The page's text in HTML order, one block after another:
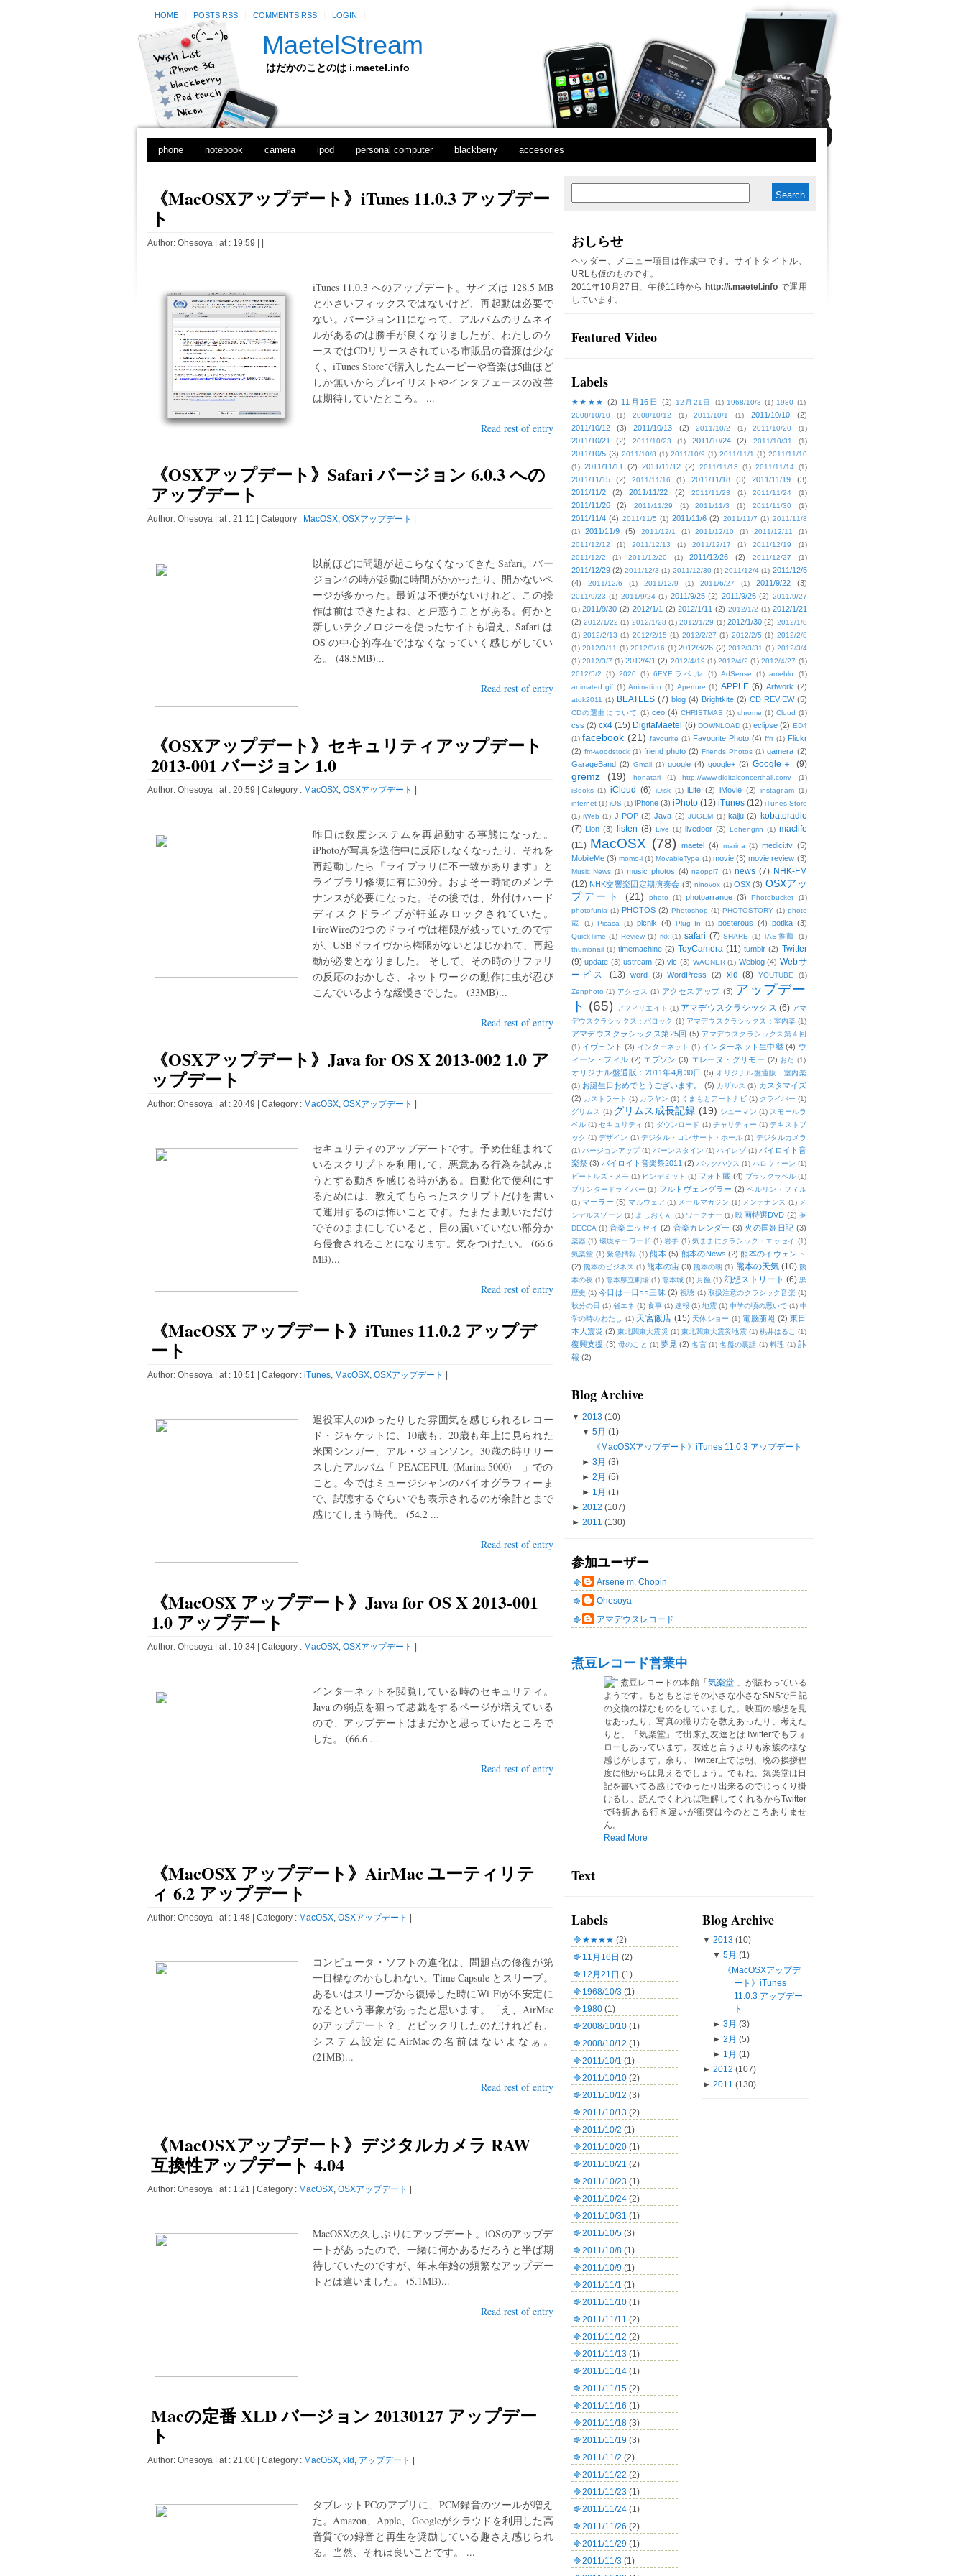
HOME POSTS RSS COMMENTS RSS LOGIN
MaetelStream
はだかのことのは i.maetel.info
phone notebook camera ipod personal computer blackberry accesories
《MacOSXアップデート》iTunes 11.0.3 アップデー
ト
Author: Ohesoya| at : 19:59 |
iTunes 11.0.3 へのアップデート。サイズは 128.5 MB
と小さいフィックスではないけど、再起動は必要で
ない。バージョン11になって、アルバムのサムネイ
ルがあるのは勝手が良くなりましたが、わたしのケ
ースではCDリリースされている市販品の音源は少な
く、iTunes Storeで購入したムービーや音楽は5曲ほど
しか無いからプレイリストやインタフェースの改善
は期待していたところ。 ...
Read rest of entry
《OSXアップデート》Safari バージョン 6.0.3 への
アップデート
Author: Ohesoya | at : 21:11 | Category : MacOSX, OSXアップデート |
以前ほどに問題が起こらなくなってきた Safari。バー
ジョン4の時が起動に時間がかかったり、開かないペ
ージが多かった。最近は不便がないけれど、この操
作は前はできたよね、と戸惑うことがある。何かと
新しいテクノロジーを使ったサイトも増え、Safari は
OS の中心的存在ではなくなっていく感じがしてい
る。 (48.5MB)...
Read rest of entry
《OSXアップデート》セキュリティアップデート
2013-001 バージョン 1.0
Author: Ohesoya| at : 20:59 | Category : MacOSX, OSXアップデート
昨日は数度システムを再起動する事態になった。
iPhotoが写真を送信中に反応しなくなったり、それを
再起動したら『ライブラリに不一致があります』と
ライブラリ修復に有に30分。およそ一時間のメンテ
ナンスが必要になった。その後では、外付けハード
ディスクドライブが軒並みロックされていた。
FireWireの2つのドライヴは権限が残っていたのです
が、USBドライヴから権限がないとはじかれて、再起
動が必要となりました。 そして、その時のサファリ
の反応のおかしさ、ネットワークの動作に虫が忍び
こんでいるような緩慢さでした。 (33MB)...
Read rest of entry
《OSXアップデート》Java for OS X 2013-002 1.0 ア
ップデート
Author: Ohesoya | at : 20:49 | Category : MacOSX, OSXアップデート |
セキュリティのアップデートです。予め仕組まれて
いるスクリプトを利用して、悪意ある行為を試みよ
うとする動きを感じる時がある。自動化で便利にす
るためには、教えてもらったスクリプトだけを書い
て運用するのは怖いことです。たまたま動いただけ
でそのままにしていると、目の届いていない部分か
ら侵食されることになります。気をつけたい。 (66.6
MB)...
Read rest of entry
《MacOSX アップデート》iTunes 11.0.2 アップデ
ート
Author: Ohesoya| at : 10:51 | Category : iTunes, MacOSX, OSXアップデート
退役軍人のゆったりした雰囲気を感じられるレコー
ド・ジャケットに、10歳も、20歳も年上に見られた
米国シンガー、アル・ジョンソン。30歳の時リリー
スしたアルバム「 PEACEFUL (Marina 5000) 」での
こと。今ではミュージシャンのバイオグラフィーま
で、試聴するぐらいでも表示されるのが余計とまで
感じてしまう時代。 (54.2 ...
Read rest of entry
《MacOSX アップデート》Java for OS X 2013-001
1.0 アップデート
Author: Ohesoya | at : 10:34 | Category : MacOSX, OSXアップデート |
インターネットを閲覧している時のセキュリティ。
Java の弱点を狙って悪戯をするページが増えている
ので、アップデートはまだかと思っていたところで
した。 (66.6 ...
Read rest of entry
《MacOSX アップデート》AirMac ユーティリテ
ィ 6.2 アップデート
Author: Ohesoya| at : 1:48 | Category : MacOSX, OSXアップデート
コンピュータ・ソフトの進化は、問題点の修復が第
一目標なのかもしれない。Time Capsule とスリープ。
あるいはスリープから復帰した時にWi-Fiが不安定に
なるという事象があったと思います。「え、AirMac
のアップデート？」とビックリしたのだけれども、
システム設定にAirMacの名前はないよなぁ。
(21MB)...
Read rest of entry
《MacOSXアップデート》デジタルカメラ RAW
互換性アップデート 4.04
Author: Ohesoya | at : 1:21 | Category : MacOSX, OSXアップデート |
MacOSXの久しぶりにアップデート。iOSのアップデ
ートがあったので、一緒に何かあるだろうと半ば期
待していたのですが、年末年始の頻繁なアップデー
トとは違いました。 (5.1MB)...
Read rest of entry
Macの定番 XLD バージョン 20130127 アップデー
ト
Author: Ohesoya| at : 21:00 | Category : MacOSX, xld , アップデート
タブレットPCのアプリに、PCM録音のツールが増え
た。Amazon、Apple、Googleがクラウドを利用した高
音質での録音と再生を奨励している趣さえ感じられ
る。当然、それは良いことです。 ...
投
おしらせ
ヘッダー、メニュー項目は作成中です。サイトタイトル、
URLも仮のものです。
2011年10月27日、午後11時から http://i.maetel.info で運用
しています。
Featured Video
Labels
★★★★ (2) 11月16日 (2) 12月21日 (1) 1968/10/3 (1) 1980 (1)
2008/10/10
(1) 2008/10/12 (1) 2011/10/1 (1) 2011/10/10
(2)
2011/10/12
(3) 2011/10/13 (2) 2011/10/2 (1) 2011/10/20 (1)
2011/10/21 (2) 2011/10/23 (1) 2011/10/24 (2) 2011/10/31 (1)
2011/10/5 (3) 2011/10/8 (1) 2011/10/9 (1) 2011/11/1 (1) 2011/11/10
(1) 2011/11/11 (2) 2011/11/12 (2) 2011/11/13 (1) 2011/11/14 (1)
2011/11/15 (2) 2011/11/16 (1) 2011/11/18 (3) 2011/11/19
(3)
2011/11/2
(2) 2011/11/22 (2) 2011/11/23 (1) 2011/11/24 (1)
2011/11/26 (2) 2011/11/29 (1) 2011/11/3 (1) 2011/11/30 (1)
2011/11/4 (4) 2011/11/5 (1) 2011/11/6 (2) 2011/11/7 (1) 2011/11/8
(1)
2011/11/9 (5) 2011/12/1 (1) 2011/12/10 (1) 2011/12/11
(1)
2011/12/12
(1) 2011/12/13 (1) 2011/12/17 (1) 2011/12/19
(1)
2011/12/2
(1) 2011/12/20 (1) 2011/12/26 (2) 2011/12/27 (1)
2011/12/29 (2) 2011/12/3 (1) 2011/12/30 (1) 2011/12/4 (1) 2011/12/5
(4)
2011/12/6 (1) 2011/12/9 (1) 2011/6/27 (1) 2011/9/22 (3)
2011/9/23 (1) 2011/9/24 (1) 2011/9/25 (2) 2011/9/26 (2) 2011/9/27
(1) 2011/9/30 (2) 2012/1/1 (2) 2012/1/11 (2) 2012/1/2 (1) 2012/1/21
(2) 2012/1/22 (1) 2012/1/28 (1) 2012/1/29 (1) 2012/1/30 (2) 2012/1/8
(1) 2012/2/13 (1) 2012/2/15 (1) 2012/2/27 (1) 2012/2/5 (1) 2012/2/8
(1) 2012/3/11 (1) 2012/3/16 (1) 2012/3/26 (2) 2012/3/31 (1) 2012/3/4
(1) 2012/3/7 (1) 2012/4/1 (2) 2012/4/19 (1) 2012/4/2 (1) 2012/4/27 (1)
2012/5/2
(1) 2020 (1) 6EYEラベル (1) AdSense (1) ameblo
(1)
animated gif (1) Animation (1) Aperture (1) APPLE (6) Artwork (2)
atok2011 (1) BEATLES (7) blog (4) Brightkite (2) CD REVIEW (5)
CDの選曲について (1) ceo (4) CHRISTMAS (1) chrome (1) Cloud (1)
css (2) cx4 (15) DigitaMaetel (6) DOWNLOAD (1) eclipse (2) ED4
(1) facebook (21) favourite (1) Favourite Photo (4) ffrr (1) Flickr
(2) fm-woodstock (1) friend photo (2) Friends Photos (1) gamera (2)
GarageBand (2) Gmail (1) google (4) google+ (2) Google＋ (9)
gremz (19) honatari (1) http://www.digitalconcerthall.com/
(1)
iBooks (1) iCloud (6) iDisk (1) iLife (2) iMovie (2) instagr.am (1)
internet (1) iOS (1) iPhone (3) iPhoto (12) iTunes (12) iTunes Store
(1) iWeb (1) J-POP (2) Java (2) JUGEM (1) kaiju (2)
kobatoradio
(7) Lion (3) listen (8) Live (1) livedoor (3) Lohengrin (1) maclife
(11) MacOSX (78) maetel (4) marina (1) medici.tv (5)
MobileMe (3) momo-i (1) MovableType (1) movie (3) movie review (3)
Music News (1) music photos (4) naoppi7 (1) news (7) NHK-FM
(12) NHK交響楽団定期演奏会 (3) ninovox (1) OSX (3) OSXアッ
プデート
(21) photo (1) photoarrange (3) Photobucket
(1)
photofunia (1) PHOTOS (2) Photoshop (1) PHOTOSTORY (1) photo
蔵
(1) Picasa (1) picnik (4) Plug In (1) posterous (4) potika (3)
QuickTime (1) Review (1) rkk (1) safari (7) SHARE (1) TAS推薦
(1)
thumbnail (1) timemachine (2) ToyCamera (11) tumblr (2) Twitter
(9) update (3) ustream (2) vlc (3) WAGNER (1) Weblog (4) Webサ
ービス
(13) word (3) WordPress (2) xld (8) YOUTUBE (1)
Zenphoto (1) アクセス (1) アクセスアップ (3) アップデー
ト (65) アフィリエイト (1) アマデウスクラシックス (6) アマ
デウスクラシックス：バロック (1) アマデウスクラシックス：室内楽 (1)
アマデウスクラシックス第25回 (5) アマデウスクラシックス第４回
(1) イヴェント (3) インターネット (1) インターネット生中継 (4) ウ
ィーン・フィル (2) エプソン (3) エレーヌ・グリモー (2) おた (1)
オリジナル盤通販：2011年4月30日 (5) オリジナル盤通販：室内楽
(1) お誕生日おめでとうございます。 (5) カザルス (1) カスタマイズ
(2) カストラート (1) カラヤン (1) くまもとアートナビ (1) クライバー (1)
グリムス (1) グリムス成長記録 (19) シューマン (1) スモールラ
ベル (1) セキュリティ (1) ダウンロード (1) チャリティー (1) テキストブ
ック (1) デザイン (1) デジタル・コンサート・ホール (1) デジタルカメラ
(1) バージョンアップ (1) バーンスタイン (1) ハイレゾ (1) バイロイト音
楽祭 (3) バイロイト音楽祭2011 (2) バックハウス (1) ハロウィーン (1)
ビートルズ・メモ (1) ヒンデミット (1) フォト蔵 (4) ブラックラベル (1)
プリンタードライバー (1) フルトヴェングラー (2) ベルリン・フィル
(1) マーラー (5) マルウェア (1) メールマガジン (1) メンテナンス (1) メ
ンデルスゾーン (1) よしおくん (1) ワーグナー (1) 映画特選DVD (2) 英
DECCA (1) 音楽エッセイ (2) 音楽カレンダー (3) 火の国姫日記 (3)
楽器 (1) 環境キーワード (1) 岩手 (1) 気ままにクラシック・エッセイ (1)
気楽堂 (1) 緊急情報 (1) 熊本 (5) 熊本のNews (2) 熊本のイヴェント
(2) 熊本のビジネス (1) 熊本の宙 (3) 熊本の朝 (1) 熊本の天気 (10) 熊
本の夜 (1) 熊本県立劇場 (1) 熊本城 (1) 月蝕 (1) 幻想ストリート (6) 黒
歴史 (1) 今日は一日○○三昧 (2) 視聴 (1) 取扱注意のクラシック音楽 (1)
秋分の日 (1) 省エネ (1) 食事 (1) 速報 (1) 地震 (1) 中学の頃の思いで (1) 中
学の時のわたし
(1) 天宮飯店 (15) 天体ショー (1) 電脳萠照 (2) 東日
本大震災 (2) 東北関東大震災 (1) 東北関東大震災地震 (1) 桃井はるこ (1)
復興支援 (3) 母のこと (1) 夢見 (2) 名言 (1) 名盤の裏話 (1) 料理 (1) 訃
報 (2)
Blog Archive
▼ 2013 (10)
▼ 5月 (1)
《MacOSXアップデート》iTunes 11.0.3 アップデート
► 3月 (3)
► 2月 (5)
► 1月 (1)
► 2012 (107)
► 2011 (130)
参加ユーザー
Arsene m. Chopin
Ohesoya
アマデウスレコード
煮豆レコード営業中
煮豆レコードの本館「 気楽堂 」が賑わっている
ようです。もともとはその小さな小さなSNSで日記
の交換の様なものをしていました。映画の感想を見
せあったり、写真の撮り方を教えあったり、考えた
りと、「気楽堂」で出来た友達とはTwitterでもフォ
ローしあっています。友達と言うよりも家族の様な
感じがします。余り、Twitter上では朝、晩の挨拶程
度に他からは見えるでしょう。でもね、気楽堂は日
記を書いてる感じでゆったり出来るのでじっくり掛
けるし、読んでくれれば理解してくれるからTwitter
で時折ある行き違いが衝突は今のところありませ
ん。
Read More
Text
Labels
★★★★ (2)
11月16日 (2)
12月21日 (1)
1968/10/3 (1)
1980 (1)
2008/10/10 (1)
2008/10/12 (1)
2011/10/1 (1)
2011/10/10 (2)
2011/10/12 (3)
2011/10/13 (2)
2011/10/2 (1)
2011/10/20 (1)
2011/10/21 (2)
2011/10/23 (1)
2011/10/24 (2)
2011/10/31 (1)
2011/10/5 (3)
2011/10/8 (1)
2011/10/9 (1)
2011/11/1 (1)
2011/11/10 (1)
2011/11/11 (2)
2011/11/12 (2)
2011/11/13 (1)
2011/11/14 (1)
2011/11/15 (2)
2011/11/16 (1)
2011/11/18 (3)
2011/11/19 (3)
2011/11/2 (2)
2011/11/22 (2)
2011/11/23 (1)
2011/11/24 (1)
2011/11/26 (2)
2011/11/29 (1)
2011/11/3 (1)
Blog Archive
▼ 2013 (10)
▼ 5月 (1)
《MacOSXアップデ
ート》iTunes
11.0.3 アップデー
ト
► 3月 (3)
► 2月 (5)
► 1月 (1)
► 2012 (107)
► 2011 (130)